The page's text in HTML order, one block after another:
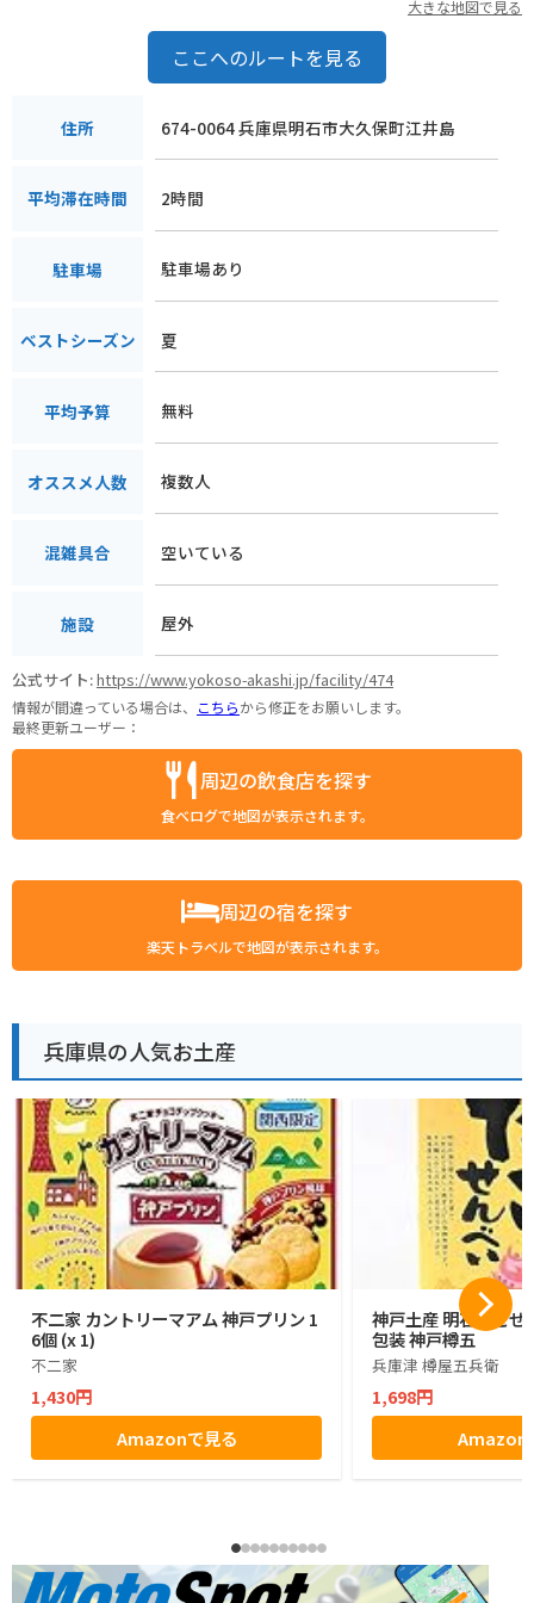
大きな地図で見る
ここへのルートを見る
住所 674-0064 兵庫県明石市大久保町江井島
平均滞在時間 2時間
駐車場 駐車場あり
ベストシーズン 夏
平均予算 無料
オススメ人数 複数人
混雑具合 空いている
施設 屋外
公式サイト:https://www.yokoso-akashi.jp/facility/474
情報が間違っている場合は、 こちらから修正をお願いします。
最終更新ユーザー：
周辺の飲食店を探す
食べログで地図が表示されます。
周辺の宿を探す
楽天トラベルで地図が表示されます。
兵庫県の人気お土産
不二家 カントリーマアム 神戸プリン 1
6個 (x 1)
不二家
1,430円
Amazonで見る
神戸土産 明石たこせ
包装 神戸樽五
兵庫津 樽屋五兵衛
1,698円
Amazon